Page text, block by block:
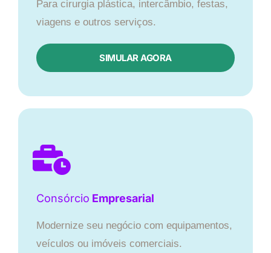
Para cirurgia plástica, intercâmbio, festas,
viagens e outros serviços.
SIMULAR AGORA
Consórcio Empresarial
Modernize seu negócio com equipamentos,
veículos ou imóveis comerciais.